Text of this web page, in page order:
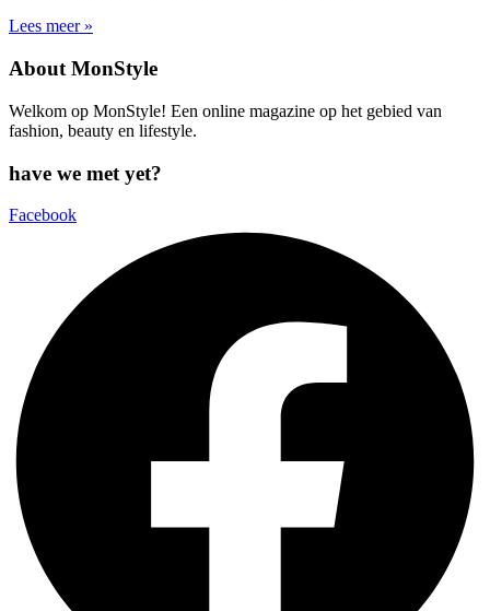
Lees meer »
About MonStyle
Welkom op MonStyle! Een online magazine op het gebied van
fashion, beauty en lifestyle.
have we met yet?
Facebook